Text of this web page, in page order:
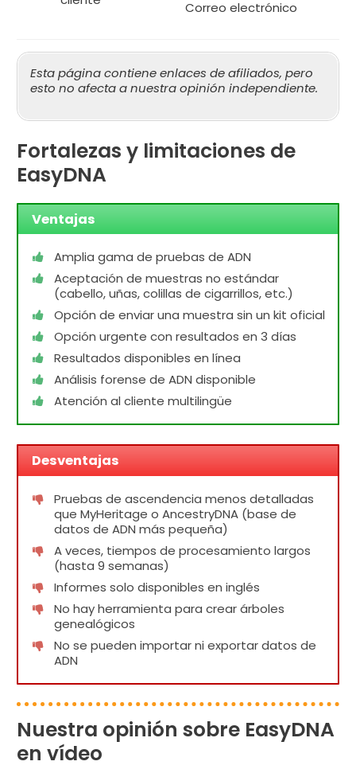
Correo electrónico
Esta página contiene enlaces de afiliados, pero
esto no afecta a nuestra opinión independiente.
Fortalezas y limitaciones de
EasyDNA
Ventajas
Amplia gama de pruebas de ADN
Aceptación de muestras no estándar
(cabello, uñas, colillas de cigarrillos, etc.)
Opción de enviar una muestra sin un kit oficial
Opción urgente con resultados en 3 días
Resultados disponibles en línea
Análisis forense de ADN disponible
Atención al cliente multilingüe
Desventajas
Pruebas de ascendencia menos detalladas
que MyHeritage o AncestryDNA (base de
datos de ADN más pequeña)
A veces, tiempos de procesamiento largos
(hasta 9 semanas)
Informes solo disponibles en inglés
No hay herramienta para crear árboles
genealógicos
No se pueden importar ni exportar datos de
ADN
Nuestra opinión sobre EasyDNA
en vídeo